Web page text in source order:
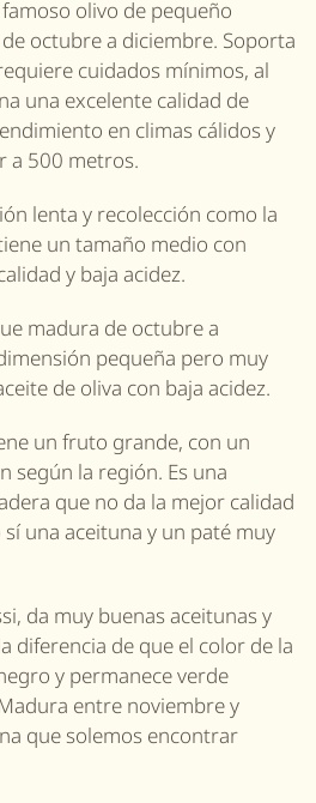
olivo de pequeño
octubre a diciembre. Soporta
cuidados mínimos, al
una excelente calidad de
en climas cálidos y
a 500 metros.
lenta y recolección como la
un tamaño medio con
y baja acidez.
madura de octubre a
pequeña pero muy
de oliva con baja acidez.
un fruto grande, con un
según la región. Es una
que no da la mejor calidad
una aceituna y un paté muy
da muy buenas aceitunas y
diferencia de que el color de la
y permanece verde
entre noviembre y
que solemos encontrar